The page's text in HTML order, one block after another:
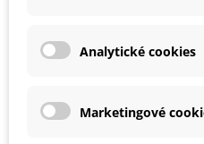
Analytické cookies
Marketingové